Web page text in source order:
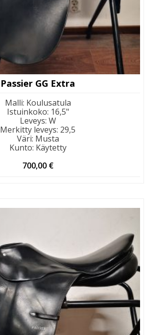
Passier GG Extra
Malli: Koulusatula
Istuinkoko: 16,5"
Leveys: W
Merkitty leveys: 29,5
Väri: Musta
Kunto: Käytetty
700,00 €